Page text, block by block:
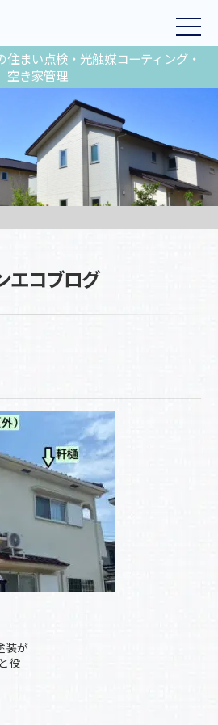
住まい点検・光触媒コーティング・
空き家管理
エコブログ
装が
役